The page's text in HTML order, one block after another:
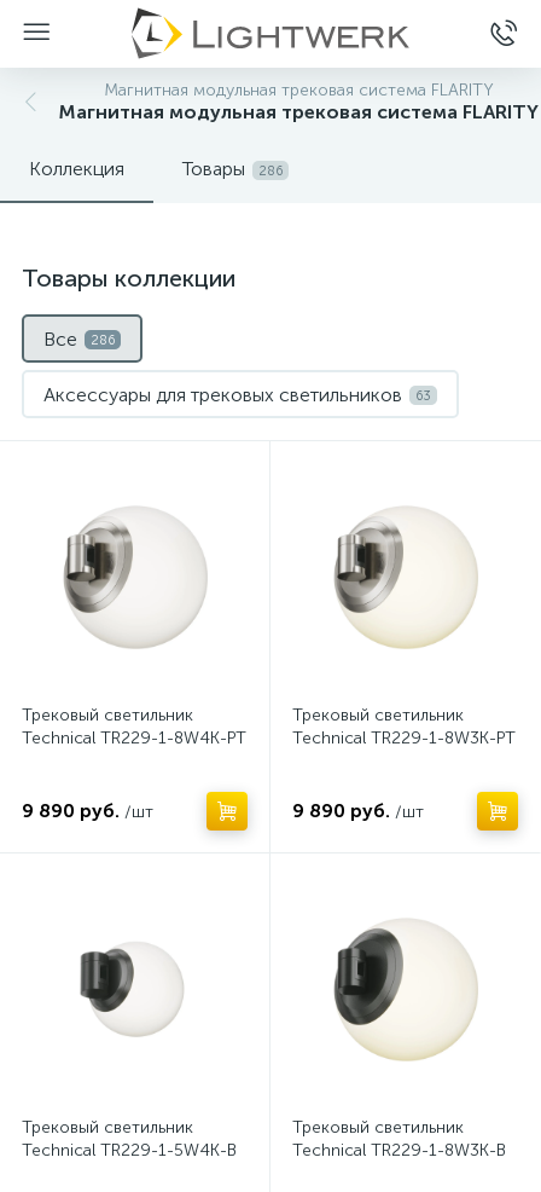
Магнитная модульная трековая система FLARITY
Магнитная модульная трековая система FLARITY
Коллекция Товары 286
Товары коллекции
Все 286
Аксессуары для трековых светильников 63
Комплектующие для систем освещения с
Трековые светильники
Трековый светильник
Technical TR229-1-8W4K-PT
9 890 руб. /шт
Трековый светильник
Technical TR229-1-8W3K-PT
9 890 руб. /шт
Трековый светильник
Technical TR229-1-5W4K-B
Трековый светильник
Technical TR229-1-8W3K-B